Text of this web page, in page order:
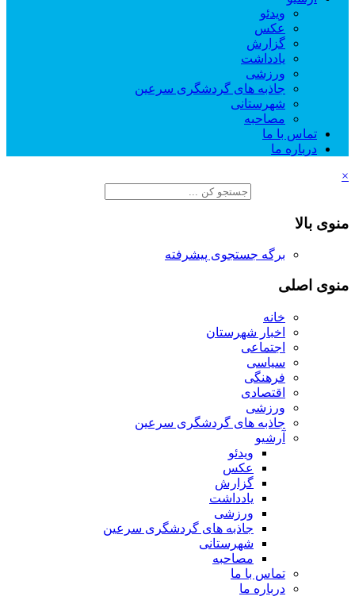
ویدئو
عکس
گزارش
یادداشت
ورزشی
جاذبه های گردشگری سرعین
شهرستانی
مصاحبه
تماس با ما
درباره ما
×
منوی بالا
برگه جستجوی پیشرفته
منوی اصلی
خانه
اخبار شهرستان
اجتماعی
سیاسی
فرهنگی
اقتصادی
ورزشی
جاذبه های گردشگری سرعین
آرشیو
ویدئو
عکس
گزارش
یادداشت
ورزشی
جاذبه های گردشگری سرعین
شهرستانی
مصاحبه
تماس با ما
درباره ما